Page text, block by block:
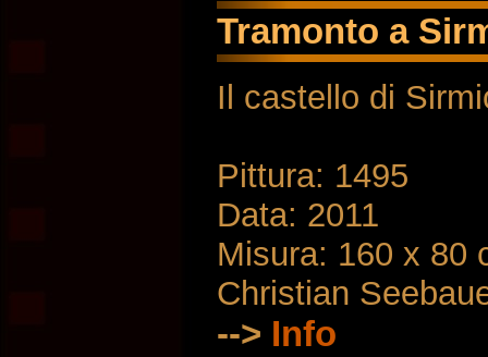
Tramonto a
Il castello di
Pittura: 1495
Data: 2011
Misura: 160 x 80
Christian
--> Info